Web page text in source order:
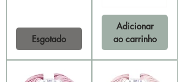
Esgotado
Adicionar
ao carrinho